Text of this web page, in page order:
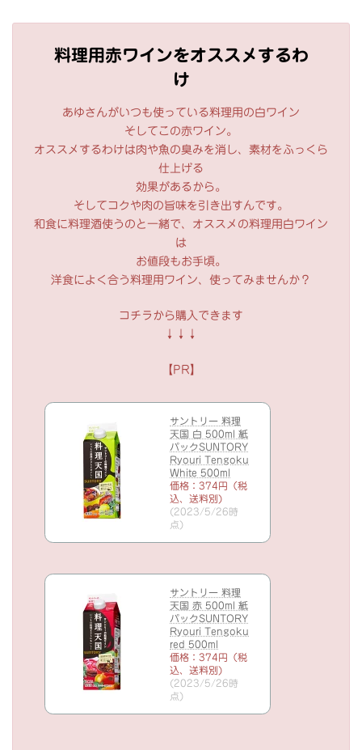
料理用赤ワインをオススメするわ
け
あゆさんがいつも使っている料理用の白ワイン
そしてこの赤ワイン。
オススメするわけは肉や魚の臭みを消し、素材をふっくら
仕上げる
効果があるから。
そしてコクや肉の旨味を引き出すんです。
和食に料理酒使うのと一緒で、オススメの料理用白ワイン
は
お値段もお手頃。
洋食によく合う料理用ワイン、使ってみませんか？
コチラから購入できます
↓↓↓
【PR】
サントリー 料理
天国 白 500ml 紙
パックSUNTORY
Ryouri Tengoku
White 500ml
価格：374円（税
込、送料別)
(2023/5/26時
点)
サントリー 料理
天国 赤 500ml 紙
パックSUNTORY
Ryouri Tengoku
red 500ml
価格：374円（税
込、送料別)
(2023/5/26時
点)